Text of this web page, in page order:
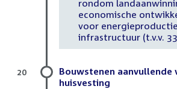
rondom
economische
voor
infrastructuur (t.v.v.
Bouwstenen aanvullende
huisvesting
20